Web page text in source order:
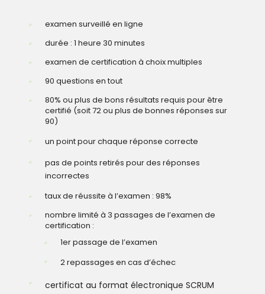
examen surveillé en ligne
durée : 1 heure 30 minutes
examen de certification à choix multiples
90 questions en tout
80% ou plus de bons résultats requis pour être
certifié (soit 72 ou plus de bonnes réponses sur
90)
un point pour chaque réponse correcte
pas de points retirés pour des réponses
incorrectes
taux de réussite à l’examen : 98%
nombre limité à 3 passages de l’examen de
certification :
1er passage de l’examen
2 repassages en cas d’échec
certificat au format électronique SCRUM